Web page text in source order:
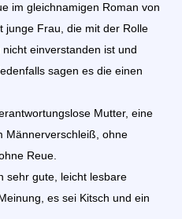
im gleichnamigen Roman von
junge Frau, die mit der Rolle
einverstanden ist und
sagen es die einen
Mutter, eine
Männerverschleiß, ohne
Reue.
sehr gute, leicht lesbare
es sei Kitsch und ein